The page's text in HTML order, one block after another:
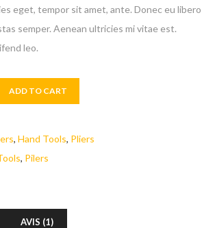
eget, tempor sit amet, ante. Donec eu libero
semper. Aenean ultricies mi vitae est.
leo.
ADD TO CART
, Hand Tools, Pliers
, Pilers
AVIS (1)